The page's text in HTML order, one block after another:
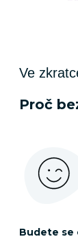
Ve
Proč
Budete se